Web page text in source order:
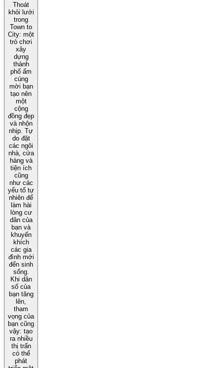
Thoát
khỏi lưới
trong
Town to
City: một
trò chơi
xây
dựng
thành
phố ấm
cúng
mời bạn
tạo nên
một
cộng
đồng đẹp
và nhộn
nhịp. Tự
do đặt
các ngôi
nhà, cửa
hàng và
tiện ích
cũng
như các
yếu tố tự
nhiên để
làm hài
lòng cư
dân của
bạn và
khuyến
khích
các gia
đình mới
đến sinh
sống.
Khi dân
số của
bạn tăng
lên,
tham
vọng của
bạn cũng
vậy: tạo
ra nhiều
thị trấn
có thể
phát